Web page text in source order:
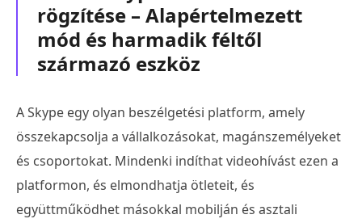
rögzítése – Alapértelmezett
mód és harmadik féltől
származó eszköz
A Skype egy olyan beszélgetési platform, amely
összekapcsolja a vállalkozásokat, magánszemélyeket
és csoportokat. Mindenki indíthat videohívást ezen a
platformon, és elmondhatja ötleteit, és
együttműködhet másokkal mobilján és asztali